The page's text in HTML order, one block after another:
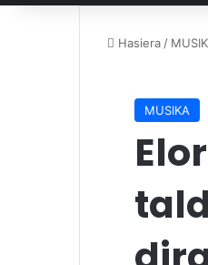
Hasiera /
MUSIKA